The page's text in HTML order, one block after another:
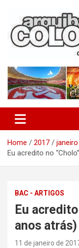
content
Home 2017 janeiro
Eu acredito no
BAC - ARTIGOS
Eu
anos atrás)
11 de janeiro de